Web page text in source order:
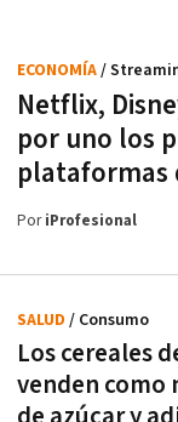
Netflix,
por uno los
plataformas
ECONOMÍA/
PoriProfesional
Los cereales
venden como
SALUD / Consumo